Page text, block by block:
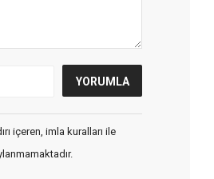
içeren, imla kuralları ile